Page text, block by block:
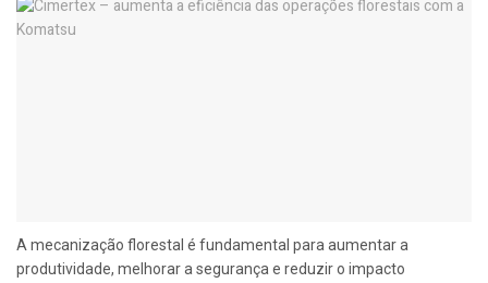
A mecanização florestal é fundamental para aumentar a
produtividade, melhorar a segurança e reduzir o impacto